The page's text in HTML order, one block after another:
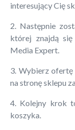
interesujący Cię
2. Następnie
której znajdą
Media Expert.
3. Wybierz ofertę
na stronę sklepu
4. Kolejny krok
koszyka.